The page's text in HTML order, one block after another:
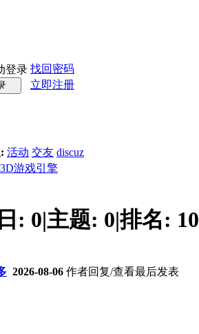
登录 找回密码
立即注册
活动 交友 discuz
游戏引擎
: 0|主题: 0|排名: 10
2026-08-06 作者回复/查看最后发表